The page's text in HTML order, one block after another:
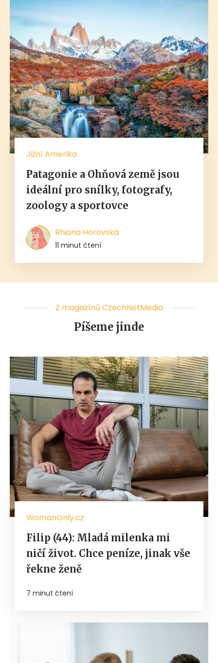
Jižní Amerika
Patagonie a Ohňová země jsou
ideální pro snílky, fotografy,
zoology a sportovce
Rhiana Horovská
11 minut čtení
Z magazínů CzechNetMedia
Píšeme jinde
WomanOnly.cz
Filip (44): Mladá milenka mi
ničí život. Chce peníze, jinak vše
řekne ženě
7 minut čtení